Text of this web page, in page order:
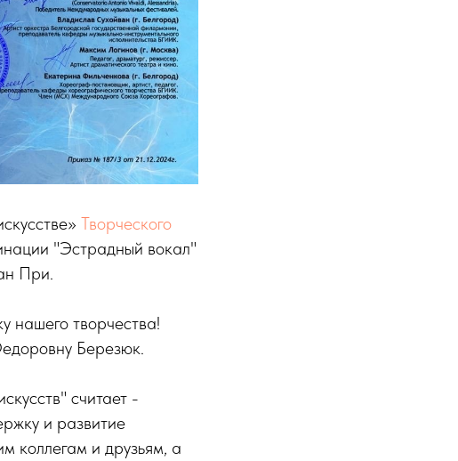
Творческого
"Эстрадный вокал"
При.
нашего творчества!
Березюк.
считает -
и развитие
коллегам и друзьям, а